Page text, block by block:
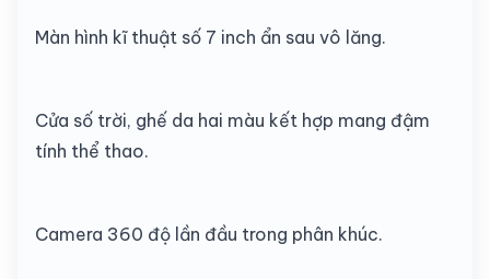
Màn hình kĩ thuật số 7 inch ẩn sau vô lăng.
Cửa số trời, ghế da hai màu kết hợp mang đậm
tính thể thao.
Camera 360 độ lần đầu trong phân khúc.